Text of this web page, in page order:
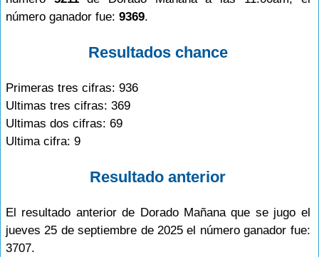
número ganador fue: 9369.
Resultados chance
Primeras tres cifras: 936
Ultimas tres cifras: 369
Ultimas dos cifras: 69
Ultima cifra: 9
Resultado anterior
El resultado anterior de Dorado Mañana que se jugo el
jueves 25 de septiembre de 2025 el número ganador fue:
3707.